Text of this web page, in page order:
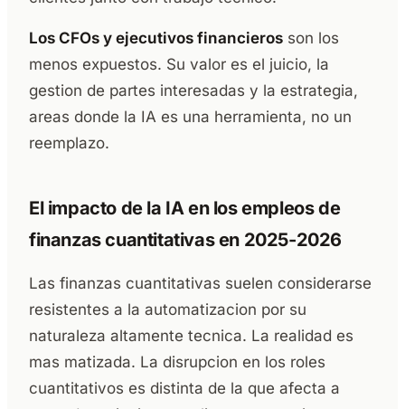
Los CFOs y ejecutivos financieros son los
menos expuestos. Su valor es el juicio, la
gestion de partes interesadas y la estrategia,
areas donde la IA es una herramienta, no un
reemplazo.
El impacto de la IA en los empleos de
finanzas cuantitativas en 2025-2026
Las finanzas cuantitativas suelen considerarse
resistentes a la automatizacion por su
naturaleza altamente tecnica. La realidad es
mas matizada. La disrupcion en los roles
cuantitativos es distinta de la que afecta a